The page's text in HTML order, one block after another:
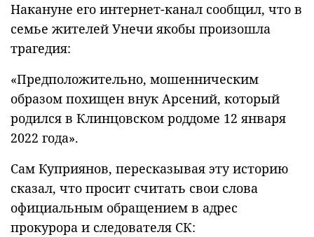
Накануне его интернет-канал сообщил, что в
семье жителей Унечи якобы произошла
трагедия:
«Предположительно, мошенническим
образом похищен внук Арсений, который
родился в Клинцовском роддоме 12 января
2022 года».
Сам Куприянов, пересказывая эту историю
сказал, что просит считать свои слова
официальным обращением в адрес
прокурора и следователя СК: